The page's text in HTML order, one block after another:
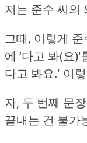
저는 준수 씨의
그때, 이렇게
에 ‘다고 봐(요
다고 봐요.' 이
자, 두 번째 문
끝내는 건 불가